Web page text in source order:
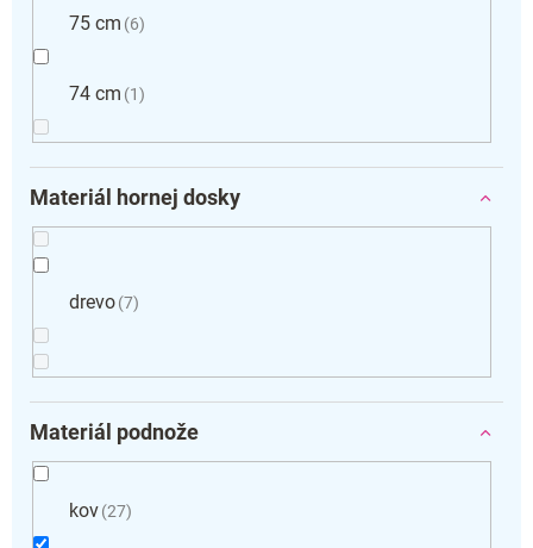
75 cm 6
74 cm 1
Materiál hornej dosky
drevo 7
Materiál podnože
kov 27